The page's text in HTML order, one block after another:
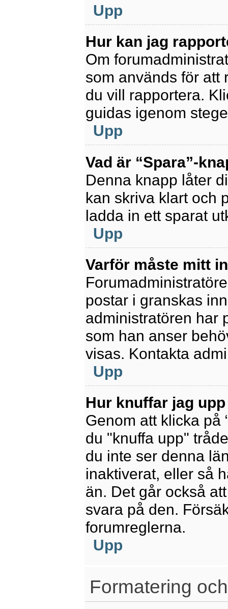
Upp
Hur kan jag
Om
som används för att
du vill rapportera.
guidas igenom
Upp
Vad är “Spara”-
Denna knapp låter
kan skriva klart och
ladda in ett sparat
Upp
Varför måste mitt
postar i granskas
administratören har
som han anser
visas. Kontakta
Upp
Hur knuffar jag
Genom att klicka på
du "knuffa upp"
du inte ser denna
inaktiverat, eller så
än. Det går också
svara på den.
forumreglerna.
Upp
Formatering